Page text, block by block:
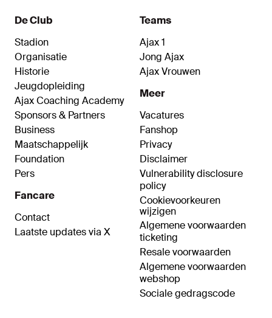
De Club
Stadion
Organisatie
Historie
Jeugdopleiding
Ajax Coaching Academy
Sponsors & Partners
Business
Maatschappelijk
Foundation
Pers
Fancare
Contact
Laatste updates via X
Teams
Ajax 1
Jong Ajax
Ajax Vrouwen
Meer
Vacatures
Fanshop
Privacy
Disclaimer
Vulnerability disclosure
policy
Cookievoorkeuren
wijzigen
Algemene voorwaarden
ticketing
Resale voorwaarden
Algemene voorwaarden
webshop
Sociale gedragscode